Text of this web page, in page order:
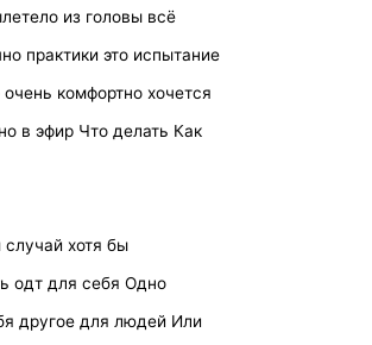
из головы всё
практики это испытание
комфортно хочется
в эфир Что делать Как
хотя бы
одт для себя Одно
другое для людей Или